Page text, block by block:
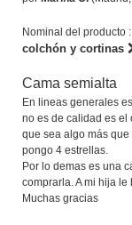
Nominal del producto :
colchón y cortinas
Cama semialta
En lineas generales
no es de calidad es el
que sea algo más
pongo 4 estrellas.
Por lo demas es una
comprarla. A mi hija le
Muchas gracias